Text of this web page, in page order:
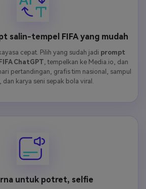
salin-tempel FIFA yang mudah
cepat. Pilih yang sudah jadi prompt
ChatGPT, tempelkan ke Media.io, dan
pertandingan, grafis tim nasional, sampul
dan karya seni sepak bola viral.
untuk potret, selfie